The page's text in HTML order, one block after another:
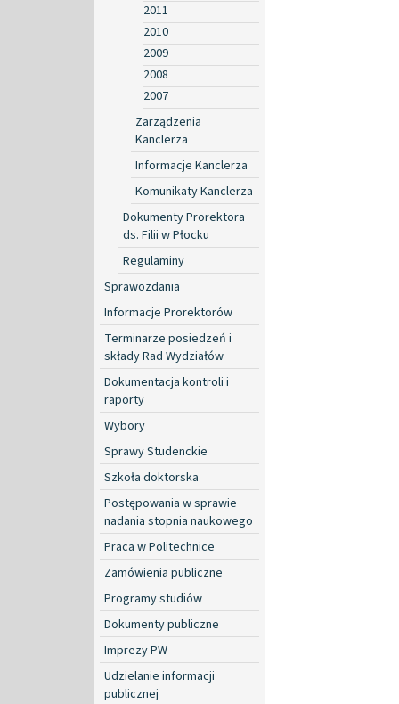
2011
2010
2009
2008
2007
Zarządzenia
Kanclerza
Informacje Kanclerza
Komunikaty Kanclerza
Dokumenty Prorektora
ds. Filii w Płocku
Regulaminy
Sprawozdania
Informacje Prorektorów
Terminarze posiedzeń i
składy Rad Wydziałów
Dokumentacja kontroli i
raporty
Wybory
Sprawy Studenckie
Szkoła doktorska
Postępowania w sprawie
nadania stopnia naukowego
Praca w Politechnice
Zamówienia publiczne
Programy studiów
Dokumenty publiczne
Imprezy PW
Udzielanie informacji
publicznej